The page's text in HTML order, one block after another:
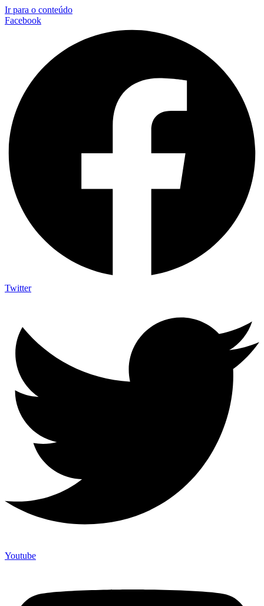
Ir para o conteúdo
Facebook
Twitter
Youtube